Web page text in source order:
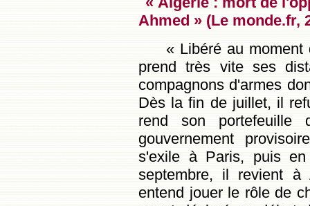
Ahmed » (Le monde.fr,
« Libéré au moment
prend très vite ses
compagnons d'armes
Dès la fin de juillet, il
rend son
gouvernement
s'exile à Paris, puis
septembre, il revient
entend jouer le rôle de